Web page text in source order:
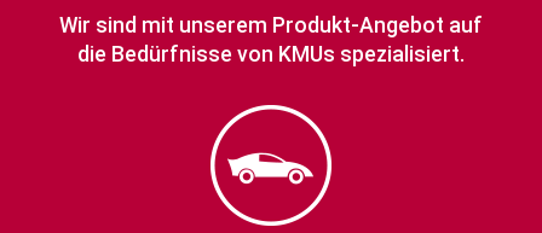
Wir sind mit unserem Produkt-Angebot auf
die Bedürfnisse von KMUs spezialisiert.